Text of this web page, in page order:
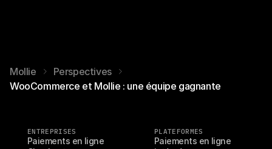
Mollie
Perspectives
WooCommerce et Mollie : une équipe gagnante
ENTREPRISES
Paiements en ligne
PLATEFORMES
Paiements en ligne